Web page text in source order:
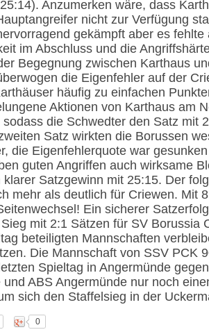
Anzumerken wäre, dass
nicht zur Verfügung
gekämpft aber es fehlte
im Abschluss und die
Begegnung zwischen Karthaus
die Eigenfehler auf der
häufig zu einfachen
Aktionen von Karthaus am
die Schwedter den Satz mit
Satz wirkten die Borussen
die Eigenfehlerquote war
guten Angriffen auch wirksame
klarer Satzgewinn mit 25:15. Der
mehr als deutlich für Criewen. Mit
Ein sicherer
mit 2:1 Sätzen für SV Borussia
beteiligten Mannschaften
Die Mannschaft von SSV PCK
Spieltag in Angermünde
ABS Angermünde nur noch
sich den Staffelsieg in der
0